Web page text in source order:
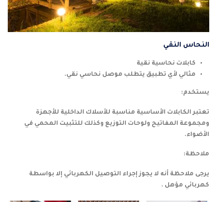
النحاس النقي
كابلات نحاسية نقية
مثالي لأي تطبيق يتطلب موصل نحاسي نقي.
يستخدم:
تعتبر الكابلات الأساسية مناسبة للأسلاك الداخلية للأجهزة
ومجموعة المفاتيح ولوحات التوزيع وكذلك للتثبيت المحمي في
الأضواء.
ملاحظة:
يرجى ملاحظة أنه لا يجوز إجراء التوصيل الكهربائي إلا بواسطة
كهربائي مؤهل .